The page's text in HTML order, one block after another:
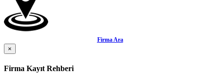
Firma Ara
×
Firma Kayıt Rehberi